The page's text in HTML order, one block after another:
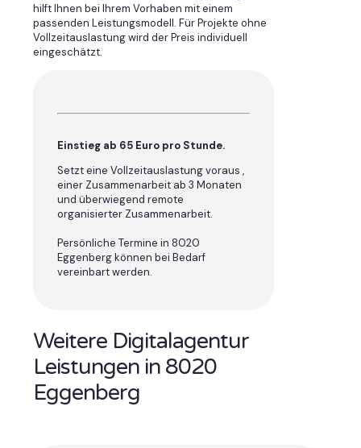
hilft Ihnen bei Ihrem Vorhaben mit einem
passenden Leistungsmodell. Für Projekte ohne
Vollzeitauslastung wird der Preis individuell
eingeschätzt.
Einstieg ab 65 Euro pro Stunde.
Setzt eine Vollzeitauslastung voraus ,
einer Zusammenarbeit ab 3 Monaten
und überwiegend remote
organisierter Zusammenarbeit.
Persönliche Termine in 8020
Eggenberg können bei Bedarf
vereinbart werden.
Weitere Digitalagentur
Leistungen in 8020
Eggenberg